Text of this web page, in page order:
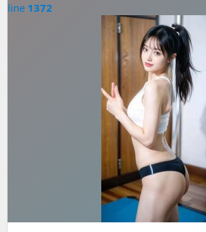
line 1372